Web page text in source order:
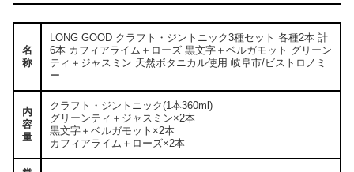
名
称
LONG GOOD クラフト・ジントニック3種セット 各種2本 計
6本 カフィアライム＋ローズ 黒文字＋ベルガモット グリーン
ティ＋ジャスミン 天然ボタニカル使用 岐阜市/ビストロノミ
ー
内
容
量
クラフト・ジントニック(1本360ml)
グリーンティ＋ジャスミン×2本
黒文字＋ベルガモット×2本
カフィアライム＋ローズ×2本